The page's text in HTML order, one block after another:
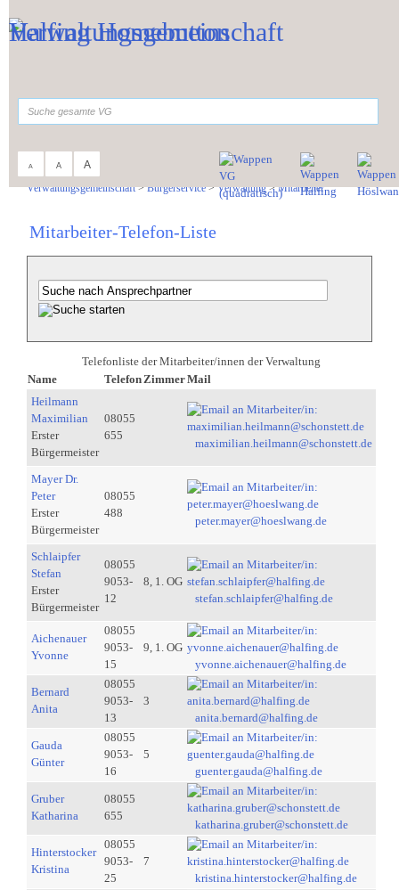
A A A
Verwaltungsgemeinschaft>Bürgerservice>Verwaltung>Mitarbeiter
Mitarbeiter-Telefon-Liste
Telefonliste der Mitarbeiter/innen der Verwaltung
Name
Telefon ZimmerMail
Heilmann
Maximilian
Erster
Bürgermeister
08055
655
maximilian.heilmann@schonstett.de
Mayer Dr.
Peter
Erster
Bürgermeister
08055
488
peter.mayer@hoeslwang.de
Schlaipfer
Stefan
Erster
Bürgermeister
08055
9053-
12
8, 1. OG
stefan.schlaipfer@halfing.de
Aichenauer
Yvonne
08055
9053-
15
9, 1. OG
yvonne.aichenauer@halfing.de
Bernard
Anita
08055
9053-
13
3
anita.bernard@halfing.de
Gauda
Günter
08055
9053-
16
5
guenter.gauda@halfing.de
Gruber
Katharina
08055
655
katharina.gruber@schonstett.de
Hinterstocker
Kristina
08055
9053-
25
7
kristina.hinterstocker@halfing.de